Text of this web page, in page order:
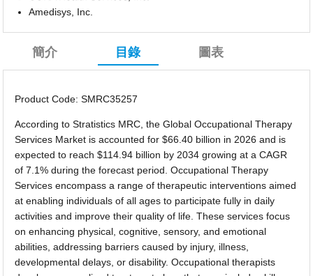
Amedisys, Inc.
簡介 目錄 圖表
Product Code: SMRC35257
According to Stratistics MRC, the Global Occupational Therapy
Services Market is accounted for $66.40 billion in 2026 and is
expected to reach $114.94 billion by 2034 growing at a CAGR
of 7.1% during the forecast period. Occupational Therapy
Services encompass a range of therapeutic interventions aimed
at enabling individuals of all ages to participate fully in daily
activities and improve their quality of life. These services focus
on enhancing physical, cognitive, sensory, and emotional
abilities, addressing barriers caused by injury, illness,
developmental delays, or disability. Occupational therapists